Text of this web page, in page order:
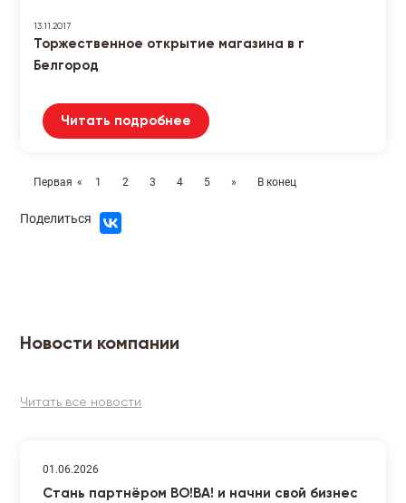
13.11.2017
Торжественное открытие магазина в г
Белгород
Читать подробнее
Первая « 1 2 3 4 5 » В конец
Поделиться
Новости компании
Читать все новости
01.06.2026
Стань партнёром ВО!ВА! и начни свой бизнес